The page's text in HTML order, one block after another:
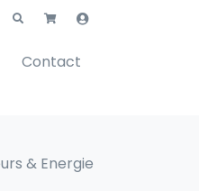
Contact
& Energie